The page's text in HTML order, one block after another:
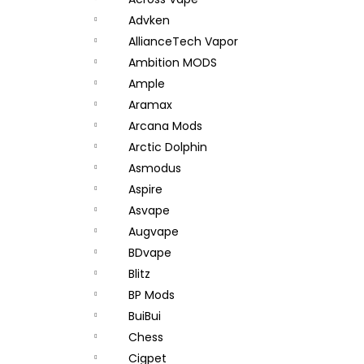
Advken
AllianceTech Vapor
Ambition MODS
Ample
Aramax
Arcana Mods
Arctic Dolphin
Asmodus
Aspire
Asvape
Augvape
BDvape
Blitz
BP Mods
BuiBui
Chess
Cigpet
JOYETECH BF SS316 ATOMIZER 0,6OHM
48 Kč